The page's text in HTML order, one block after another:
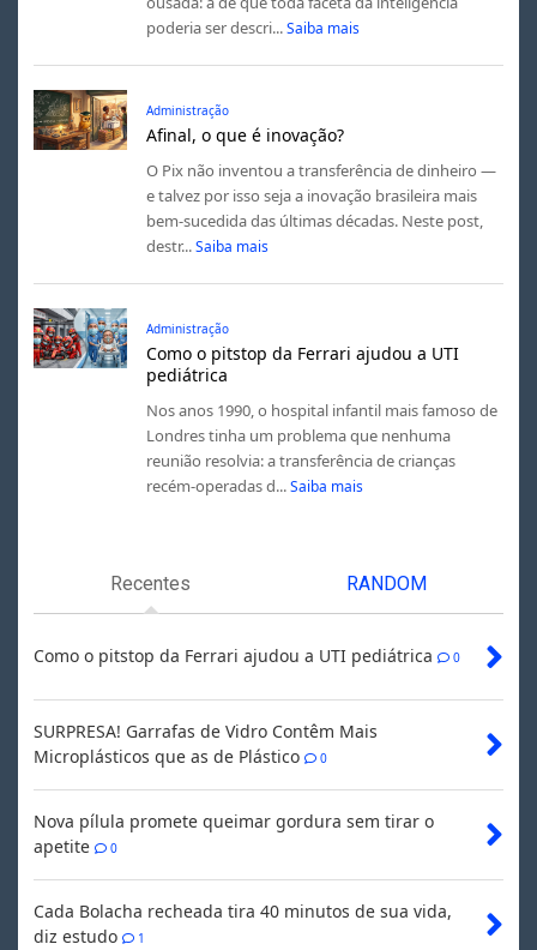
poderia ser descri... Saiba mais
Administração
Afinal, o que é inovação?
O Pix não inventou a transferência de dinheiro —
e talvez por isso seja a inovação brasileira mais
bem-sucedida das últimas décadas. Neste post,
destr... Saiba mais
Administração
Como o pitstop da Ferrari ajudou a UTI
pediátrica
Nos anos 1990, o hospital infantil mais famoso de
Londres tinha um problema que nenhuma
reunião resolvia: a transferência de crianças
recém-operadas d... Saiba mais
Recentes RANDOM
Como o pitstop da Ferrari ajudou a UTI pediátrica 0
SURPRESA! Garrafas de Vidro Contêm Mais
Microplásticos que as de Plástico
0
Nova pílula promete queimar gordura sem tirar o
apetite
0
Cada Bolacha recheada tira 40 minutos de sua vida,
diz estudo
1